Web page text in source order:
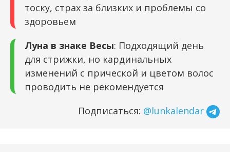
тоску, страх за близких и проблемы со
здоровьем
Луна в знаке Весы: Подходящий день
для стрижки, но кардинальных
изменений с прической и цветом волос
проводить не рекомендуется
Подписаться: @lunkalendar